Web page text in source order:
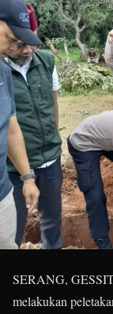
SERANG,
melakukan